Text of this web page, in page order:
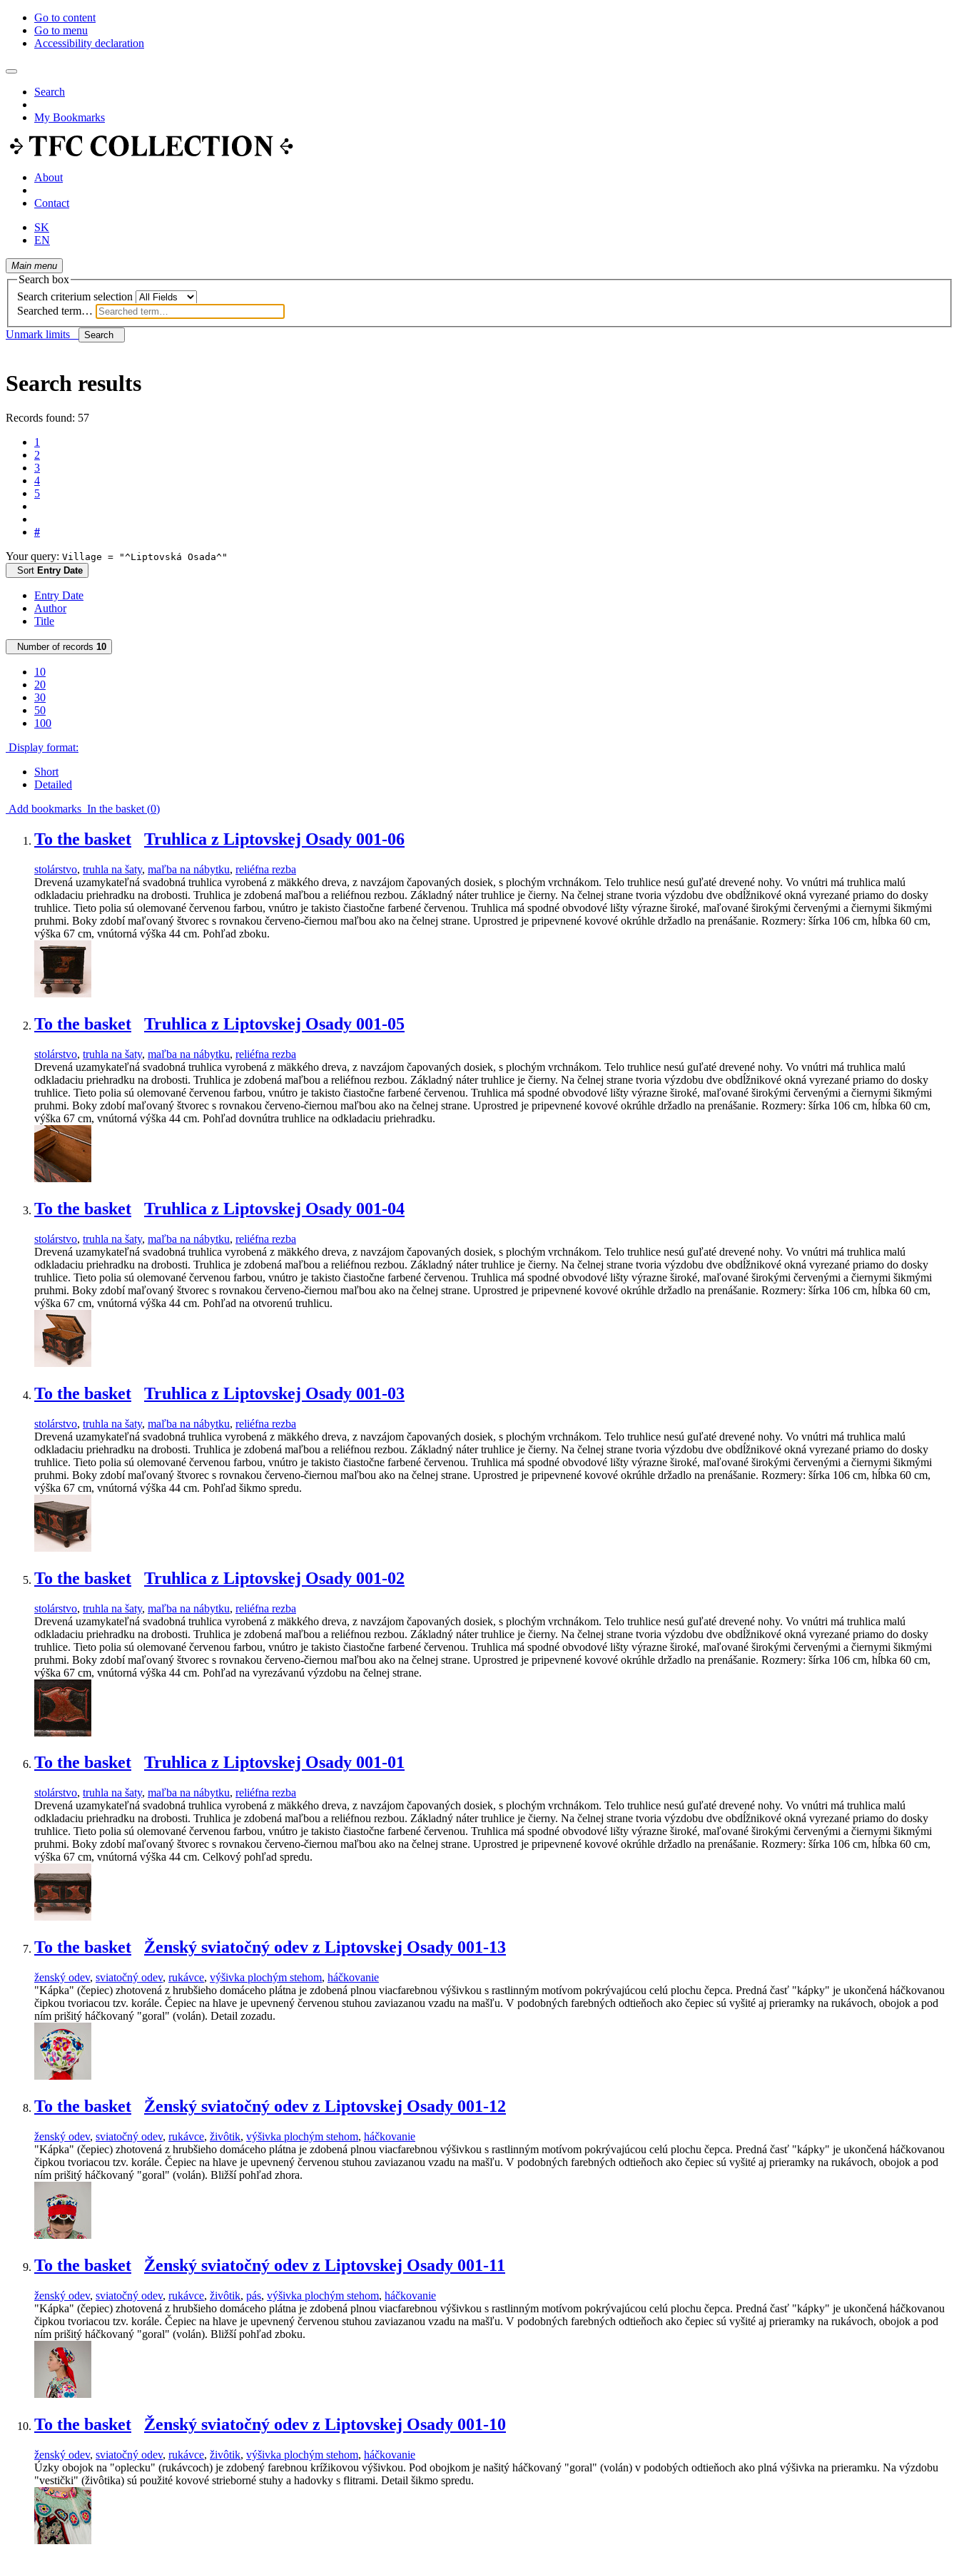
Go to content
Go to menu
Accessibility declaration
Search
My Bookmarks
About
Contact
SK
EN
Main menu
Search box
Search criterium selection
Searched term…
Unmark limits
Search
Search results
Records found: 57
1
2
3
4
5
#
Your query: Village = "^Liptovská Osada^"
Sort Entry Date
Entry Date
Author
Title
Number of records 10
10
20
30
50
100
Display format:
Short
Detailed
Add bookmarks In the basket (0)
To the basket Truhlica z Liptovskej Osady 001-06
stolárstvo, truhla na šaty, maľba na nábytku, reliéfna rezba
Drevená uzamykateľná svadobná truhlica vyrobená z mäkkého dreva, z navzájom čapovaných dosiek, s plochým vrchnákom. Telo truhlice nesú guľaté drevené nohy. Vo vnútri má truhlica malú
odkladaciu priehradku na drobosti. Truhlica je zdobená maľbou a reliéfnou rezbou. Základný náter truhlice je čierny. Na čelnej strane tvoria výzdobu dve obdĺžnikové okná vyrezané priamo do dosky
truhlice. Tieto polia sú olemované červenou farbou, vnútro je takisto čiastočne farbené červenou. Truhlica má spodné obvodové lišty výrazne široké, maľované širokými červenými a čiernymi šikmými
pruhmi. Boky zdobí maľovaný štvorec s rovnakou červeno-čiernou maľbou ako na čelnej strane. Uprostred je pripevnené kovové okrúhle držadlo na prenášanie. Rozmery: šírka 106 cm, hĺbka 60 cm,
výška 67 cm, vnútorná výška 44 cm. Pohľad zboku.
To the basket Truhlica z Liptovskej Osady 001-05
stolárstvo, truhla na šaty, maľba na nábytku, reliéfna rezba
Drevená uzamykateľná svadobná truhlica vyrobená z mäkkého dreva, z navzájom čapovaných dosiek, s plochým vrchnákom. Telo truhlice nesú guľaté drevené nohy. Vo vnútri má truhlica malú
odkladaciu priehradku na drobosti. Truhlica je zdobená maľbou a reliéfnou rezbou. Základný náter truhlice je čierny. Na čelnej strane tvoria výzdobu dve obdĺžnikové okná vyrezané priamo do dosky
truhlice. Tieto polia sú olemované červenou farbou, vnútro je takisto čiastočne farbené červenou. Truhlica má spodné obvodové lišty výrazne široké, maľované širokými červenými a čiernymi šikmými
pruhmi. Boky zdobí maľovaný štvorec s rovnakou červeno-čiernou maľbou ako na čelnej strane. Uprostred je pripevnené kovové okrúhle držadlo na prenášanie. Rozmery: šírka 106 cm, hĺbka 60 cm,
výška 67 cm, vnútorná výška 44 cm. Pohľad dovnútra truhlice na odkladaciu priehradku.
To the basket Truhlica z Liptovskej Osady 001-04
stolárstvo, truhla na šaty, maľba na nábytku, reliéfna rezba
Drevená uzamykateľná svadobná truhlica vyrobená z mäkkého dreva, z navzájom čapovaných dosiek, s plochým vrchnákom. Telo truhlice nesú guľaté drevené nohy. Vo vnútri má truhlica malú
odkladaciu priehradku na drobosti. Truhlica je zdobená maľbou a reliéfnou rezbou. Základný náter truhlice je čierny. Na čelnej strane tvoria výzdobu dve obdĺžnikové okná vyrezané priamo do dosky
truhlice. Tieto polia sú olemované červenou farbou, vnútro je takisto čiastočne farbené červenou. Truhlica má spodné obvodové lišty výrazne široké, maľované širokými červenými a čiernymi šikmými
pruhmi. Boky zdobí maľovaný štvorec s rovnakou červeno-čiernou maľbou ako na čelnej strane. Uprostred je pripevnené kovové okrúhle držadlo na prenášanie. Rozmery: šírka 106 cm, hĺbka 60 cm,
výška 67 cm, vnútorná výška 44 cm. Pohľad na otvorenú truhlicu.
To the basket Truhlica z Liptovskej Osady 001-03
stolárstvo, truhla na šaty, maľba na nábytku, reliéfna rezba
Drevená uzamykateľná svadobná truhlica vyrobená z mäkkého dreva, z navzájom čapovaných dosiek, s plochým vrchnákom. Telo truhlice nesú guľaté drevené nohy. Vo vnútri má truhlica malú
odkladaciu priehradku na drobosti. Truhlica je zdobená maľbou a reliéfnou rezbou. Základný náter truhlice je čierny. Na čelnej strane tvoria výzdobu dve obdĺžnikové okná vyrezané priamo do dosky
truhlice. Tieto polia sú olemované červenou farbou, vnútro je takisto čiastočne farbené červenou. Truhlica má spodné obvodové lišty výrazne široké, maľované širokými červenými a čiernymi šikmými
pruhmi. Boky zdobí maľovaný štvorec s rovnakou červeno-čiernou maľbou ako na čelnej strane. Uprostred je pripevnené kovové okrúhle držadlo na prenášanie. Rozmery: šírka 106 cm, hĺbka 60 cm,
výška 67 cm, vnútorná výška 44 cm. Pohľad šikmo spredu.
To the basket Truhlica z Liptovskej Osady 001-02
stolárstvo, truhla na šaty, maľba na nábytku, reliéfna rezba
Drevená uzamykateľná svadobná truhlica vyrobená z mäkkého dreva, z navzájom čapovaných dosiek, s plochým vrchnákom. Telo truhlice nesú guľaté drevené nohy. Vo vnútri má truhlica malú
odkladaciu priehradku na drobosti. Truhlica je zdobená maľbou a reliéfnou rezbou. Základný náter truhlice je čierny. Na čelnej strane tvoria výzdobu dve obdĺžnikové okná vyrezané priamo do dosky
truhlice. Tieto polia sú olemované červenou farbou, vnútro je takisto čiastočne farbené červenou. Truhlica má spodné obvodové lišty výrazne široké, maľované širokými červenými a čiernymi šikmými
pruhmi. Boky zdobí maľovaný štvorec s rovnakou červeno-čiernou maľbou ako na čelnej strane. Uprostred je pripevnené kovové okrúhle držadlo na prenášanie. Rozmery: šírka 106 cm, hĺbka 60 cm,
výška 67 cm, vnútorná výška 44 cm. Pohľad na vyrezávanú výzdobu na čelnej strane.
To the basket Truhlica z Liptovskej Osady 001-01
stolárstvo, truhla na šaty, maľba na nábytku, reliéfna rezba
Drevená uzamykateľná svadobná truhlica vyrobená z mäkkého dreva, z navzájom čapovaných dosiek, s plochým vrchnákom. Telo truhlice nesú guľaté drevené nohy. Vo vnútri má truhlica malú
odkladaciu priehradku na drobosti. Truhlica je zdobená maľbou a reliéfnou rezbou. Základný náter truhlice je čierny. Na čelnej strane tvoria výzdobu dve obdĺžnikové okná vyrezané priamo do dosky
truhlice. Tieto polia sú olemované červenou farbou, vnútro je takisto čiastočne farbené červenou. Truhlica má spodné obvodové lišty výrazne široké, maľované širokými červenými a čiernymi šikmými
pruhmi. Boky zdobí maľovaný štvorec s rovnakou červeno-čiernou maľbou ako na čelnej strane. Uprostred je pripevnené kovové okrúhle držadlo na prenášanie. Rozmery: šírka 106 cm, hĺbka 60 cm,
výška 67 cm, vnútorná výška 44 cm. Celkový pohľad spredu.
To the basket Ženský sviatočný odev z Liptovskej Osady 001-13
ženský odev, sviatočný odev, rukávce, výšivka plochým stehom, háčkovanie
"Kápka" (čepiec) zhotovená z hrubšieho domáceho plátna je zdobená plnou viacfarebnou výšivkou s rastlinným motívom pokrývajúcou celú plochu čepca. Predná časť "kápky" je ukončená háčkovanou
čipkou tvoriacou tzv. korále. Čepiec na hlave je upevnený červenou stuhou zaviazanou vzadu na mašľu. V podobných farebných odtieňoch ako čepiec sú vyšité aj prieramky na rukávoch, obojok a pod
ním prišitý háčkovaný "goral" (volán). Detail zozadu.
To the basket Ženský sviatočný odev z Liptovskej Osady 001-12
ženský odev, sviatočný odev, rukávce, živôtik, výšivka plochým stehom, háčkovanie
"Kápka" (čepiec) zhotovená z hrubšieho domáceho plátna je zdobená plnou viacfarebnou výšivkou s rastlinným motívom pokrývajúcou celú plochu čepca. Predná časť "kápky" je ukončená háčkovanou
čipkou tvoriacou tzv. korále. Čepiec na hlave je upevnený červenou stuhou zaviazanou vzadu na mašľu. V podobných farebných odtieňoch ako čepiec sú vyšité aj prieramky na rukávoch, obojok a pod
ním prišitý háčkovaný "goral" (volán). Bližší pohľad zhora.
To the basket Ženský sviatočný odev z Liptovskej Osady 001-11
ženský odev, sviatočný odev, rukávce, živôtik, pás, výšivka plochým stehom, háčkovanie
"Kápka" (čepiec) zhotovená z hrubšieho domáceho plátna je zdobená plnou viacfarebnou výšivkou s rastlinným motívom pokrývajúcou celú plochu čepca. Predná časť "kápky" je ukončená háčkovanou
čipkou tvoriacou tzv. korále. Čepiec na hlave je upevnený červenou stuhou zaviazanou vzadu na mašľu. V podobných farebných odtieňoch ako čepiec sú vyšité aj prieramky na rukávoch, obojok a pod
ním prišitý háčkovaný "goral" (volán). Bližší pohľad zboku.
To the basket Ženský sviatočný odev z Liptovskej Osady 001-10
ženský odev, sviatočný odev, rukávce, živôtik, výšivka plochým stehom, háčkovanie
Úzky obojok na "oplecku" (rukávcoch) je zdobený farebnou krížikovou výšivkou. Pod obojkom je našitý háčkovaný "goral" (volán) v podobých odtieňoch ako plná výšivka na prieramku. Na výzdobu
"vestički" (živôtika) sú použité kovové strieborné stuhy a hadovky s flitrami. Detail šikmo spredu.